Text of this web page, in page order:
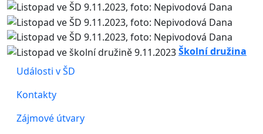
Školní družina
Události v ŠD
Kontakty
Zájmové útvary